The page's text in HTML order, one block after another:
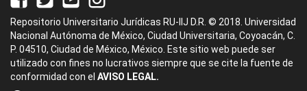
Repositorio Universitario Jurídicas RU-IIJ D.R. © 2018. Universidad
Nacional Autónoma de México, Ciudad Universitaria, Coyoacán, C.
P. 04510, Ciudad de México, México. Este sitio web puede ser
utilizado con fines no lucrativos siempre que se cite la fuente de
conformidad con el AVISO LEGAL.